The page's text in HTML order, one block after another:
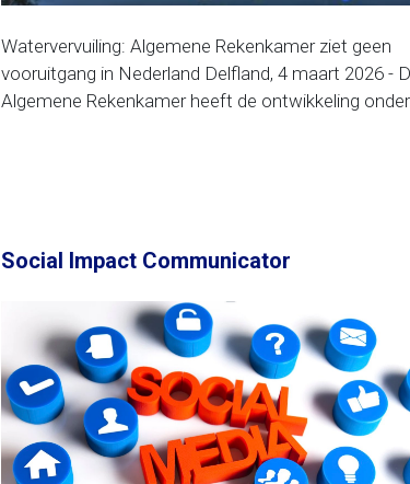
Watervervuiling: Algemene Rekenkamer ziet geen
vooruitgang in Nederland Delfland, 4 maart 2026 -
Algemene Rekenkamer heeft de ontwikkeling
Social Impact Communicator